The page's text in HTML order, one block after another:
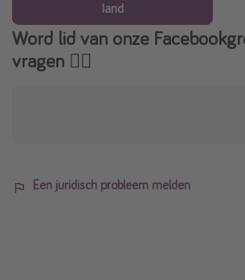
land
Word lid van onze
vragen 👇🏻
Een juridisch probleem melden